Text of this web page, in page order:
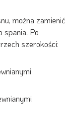
można zamienić
spania. Po
szerokości: